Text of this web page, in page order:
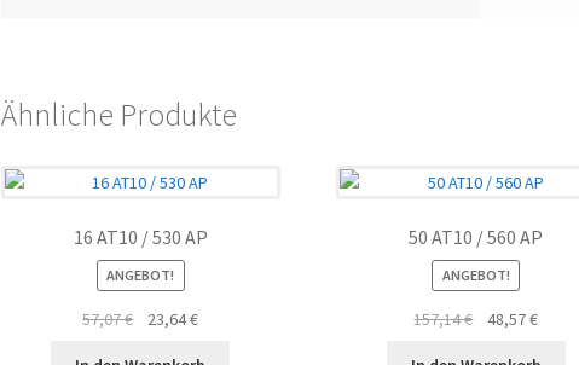
Ähnliche Produkte
16 AT10 / 530 AP
ANGEBOT!
57,07€
Ursprünglicher
23,64€Aktueller
50 AT10 / 560 AP
ANGEBOT!
157,14€
Ursprünglicher
48,57€